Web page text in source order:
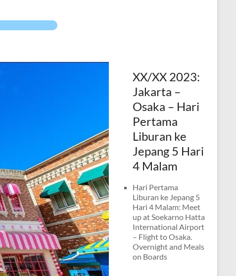
XX/XX 2023:
Jakarta –
Osaka – Hari
Pertama
Liburan ke
Jepang 5 Hari
4 Malam
Hari Pertama
Liburan ke Jepang 5
Hari 4 Malam: Meet
up at Soekarno Hatta
International Airport
– Flight to Osaka.
Overnight and Meals
on Boards